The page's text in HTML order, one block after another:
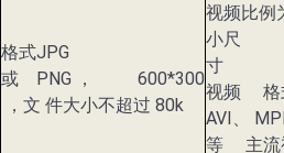
格式JPG
或 PNG ， 600*300
，文 件大小不超过 80k
视频比例
小尺
寸
视频 格
AVI、
等 主流